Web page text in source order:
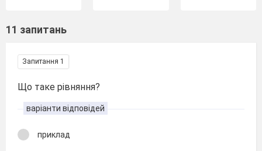
11 запитань
Запитання 1
Що таке рівняння?
варіанти відповідей
приклад